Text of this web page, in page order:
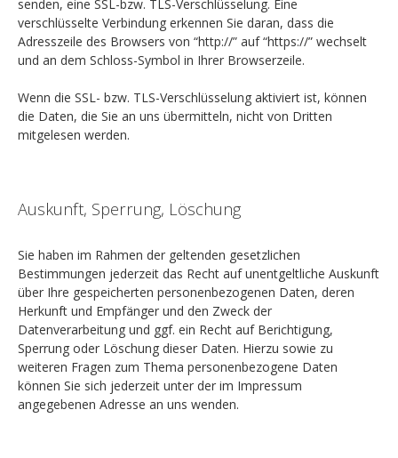
senden, eine SSL-bzw. TLS-Verschlüsselung. Eine
verschlüsselte Verbindung erkennen Sie daran, dass die
Adresszeile des Browsers von “http://” auf “https://” wechselt
und an dem Schloss-Symbol in Ihrer Browserzeile.
Wenn die SSL- bzw. TLS-Verschlüsselung aktiviert ist, können
die Daten, die Sie an uns übermitteln, nicht von Dritten
mitgelesen werden.
Auskunft, Sperrung, Löschung
Sie haben im Rahmen der geltenden gesetzlichen
Bestimmungen jederzeit das Recht auf unentgeltliche Auskunft
über Ihre gespeicherten personenbezogenen Daten, deren
Herkunft und Empfänger und den Zweck der
Datenverarbeitung und ggf. ein Recht auf Berichtigung,
Sperrung oder Löschung dieser Daten. Hierzu sowie zu
weiteren Fragen zum Thema personenbezogene Daten
können Sie sich jederzeit unter der im Impressum
angegebenen Adresse an uns wenden.